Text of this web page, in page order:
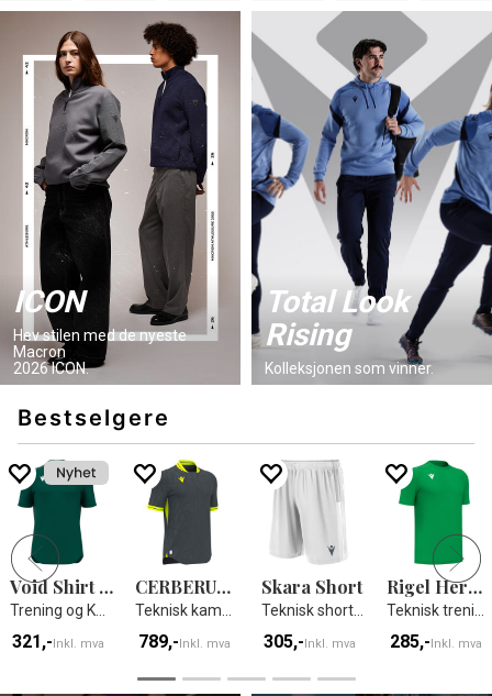
ICON
Hev stilen med de nyeste
Macron
2026 ICON.
Total Look
Rising
Kolleksjonen som vinner.
Bestselgere
Void Shirt Shortsleeve
321,-Inkl. mva
CERBERUS ECO shirt
789,-Inkl. mva
Skara Short
Teknisk shorts i ECO-tekstil - Unisex
305,-Inkl. mva
Rigel Hero Shirt SS
285,-Inkl. mva